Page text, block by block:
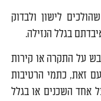
לישון ולבדוק
בגלל הנזילה.
על התקרה או קירות
זאת, כתמי הרטיבות
אחד השכנים או בגלל